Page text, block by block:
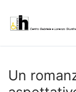
contenuto
Un